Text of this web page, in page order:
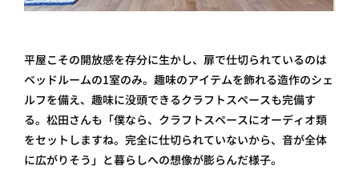
平屋こその開放感を存分に生かし、扉で仕切られているのは
ベッドルームの1室のみ。趣味のアイテムを飾れる造作のシェ
ルフを備え、趣味に没頭できるクラフトスペースも完備す
る。松田さんも「僕なら、クラフトスペースにオーディオ類
をセットしますね。完全に仕切られていないから、音が全体
に広がりそう」と暮らしへの想像が膨らんだ様子。